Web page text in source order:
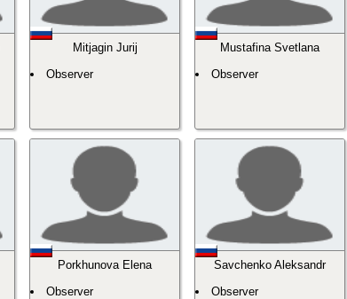
Mitjagin Jurij
Observer
Mustafina Svetlana
Observer
Porkhunova Elena
Observer
Savchenko Aleksandr
Observer